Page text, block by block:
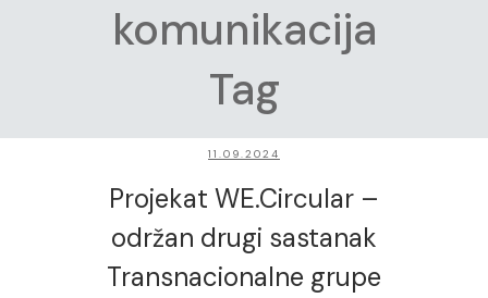
komunikacija
Tag
11.09.2024
Projekat WE.Circular –
održan drugi sastanak
Transnacionalne grupe